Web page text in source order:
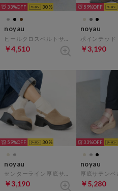
33% 30
noyau
￥4,510
59%
noyau
￥3,190
59% 30
noyau
￥3,190
33%
noyau
￥5,280